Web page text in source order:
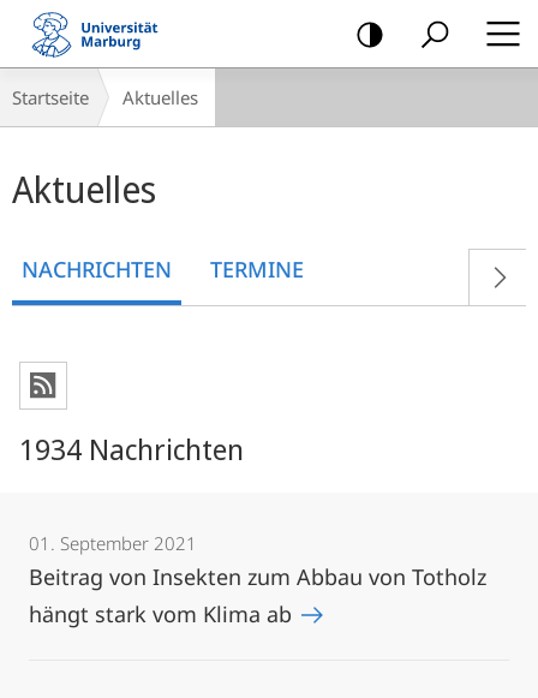
Mobile-
Navigation
Breadcrumb-
Navigation
Startseite Aktuelles
Aktuelles
NACHRICHTEN TERMINE
1934 Nachrichten
01. September 2021
Beitrag von Insekten zum Abbau von Totholz
hängt stark vom Klima ab